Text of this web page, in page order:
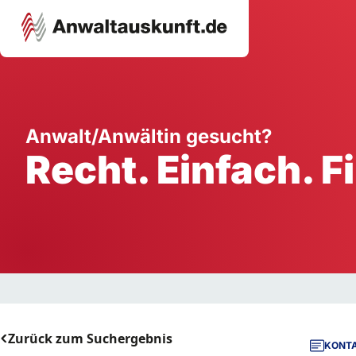
Ausbildung
Handwerk
Dienstleistung
Anwalt/Anwältin gesucht?
Recht. Einfach.
Zurück zum Suchergebnis